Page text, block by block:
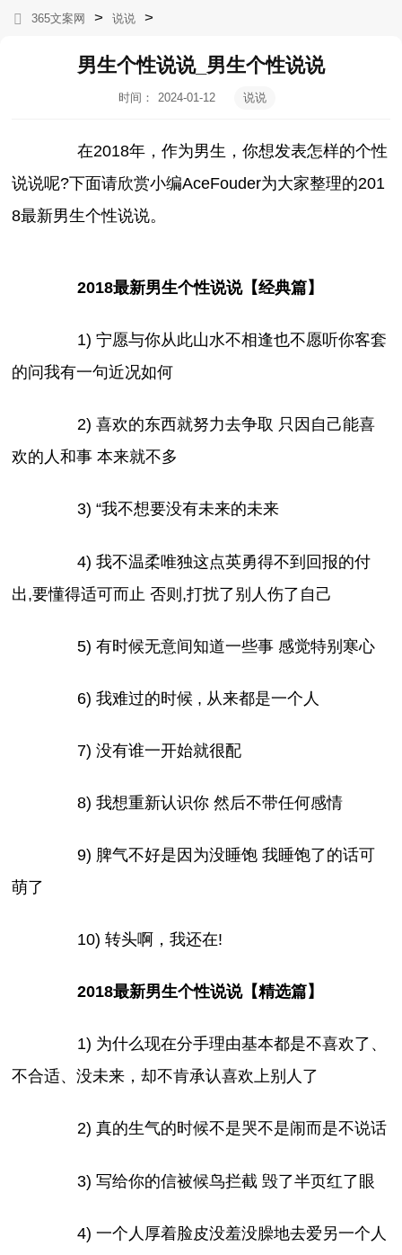
365文案网 > 说说 >
男生个性说说_男生个性说说
时间：
2024-01-12
说说
在2018年，作为男生，你想发表怎样的个性
说说呢?下面请欣赏小编AceFouder为大家整理的201
8最新男生个性说说。
2018最新男生个性说说【经典篇】
1) 宁愿与你从此山水不相逢也不愿听你客套
的问我有一句近况如何
2) 喜欢的东西就努力去争取 只因自己能喜
欢的人和事 本来就不多
3) “我不想要没有未来的未来
4) 我不温柔唯独这点英勇得不到回报的付
出,要懂得适可而止 否则,打扰了别人伤了自己
5) 有时候无意间知道一些事 感觉特别寒心
6) 我难过的时候 , 从来都是一个人
7) 没有谁一开始就很配
8) 我想重新认识你 然后不带任何感情
9) 脾气不好是因为没睡饱 我睡饱了的话可
萌了
10) 转头啊，我还在!
2018最新男生个性说说【精选篇】
1) 为什么现在分手理由基本都是不喜欢了、
不合适、没未来，却不肯承认喜欢上别人了
2) 真的生气的时候不是哭不是闹而是不说话
3) 写给你的信被候鸟拦截 毁了半页红了眼
4) 一个人厚着脸皮没羞没臊地去爱另一个人